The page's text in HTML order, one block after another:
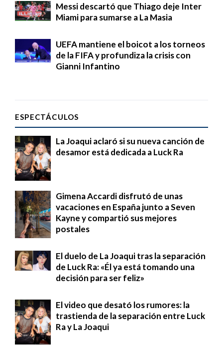
Messi descartó que Thiago deje Inter
Miami para sumarse a La Masia
UEFA mantiene el boicot a los torneos
de la FIFA y profundiza la crisis con
Gianni Infantino
ESPECTÁCULOS
La Joaqui aclaró si su nueva canción de
desamor está dedicada a Luck Ra
Gimena Accardi disfrutó de unas
vacaciones en España junto a Seven
Kayne y compartió sus mejores
postales
El duelo de La Joaqui tras la separación
de Luck Ra: «Él ya está tomando una
decisión para ser feliz»
El video que desató los rumores: la
trastienda de la separación entre Luck
Ra y La Joaqui